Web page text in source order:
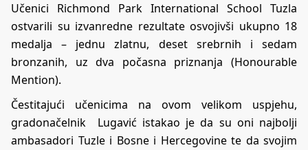
Učenici Richmond Park International School Tuzla
ostvarili su izvanredne rezultate osvojivši ukupno 18
medalja – jednu zlatnu, deset srebrnih i sedam
bronzanih, uz dva počasna priznanja (Honourable
Mention).
Čestitajući učenicima na ovom velikom uspjehu,
gradonačelnik Lugavić istakao je da su oni najbolji
ambasadori Tuzle i Bosne i Hercegovine te da svojim